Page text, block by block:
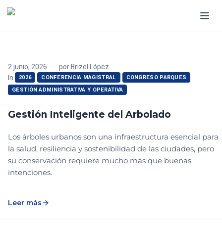
2 junio, 2026 porBrizel López
In
2026 CONFERENCIA MAGISTRAL
CONGRESO PARQUES
GESTIÓN ADMINISTRATIVA Y OPERATIVA
Gestión Inteligente del Arbolado
Los árboles urbanos son una infraestructura esencial para
la salud, resiliencia y sostenibilidad de las ciudades, pero
su conservación requiere mucho más que buenas
intenciones.
Leer más